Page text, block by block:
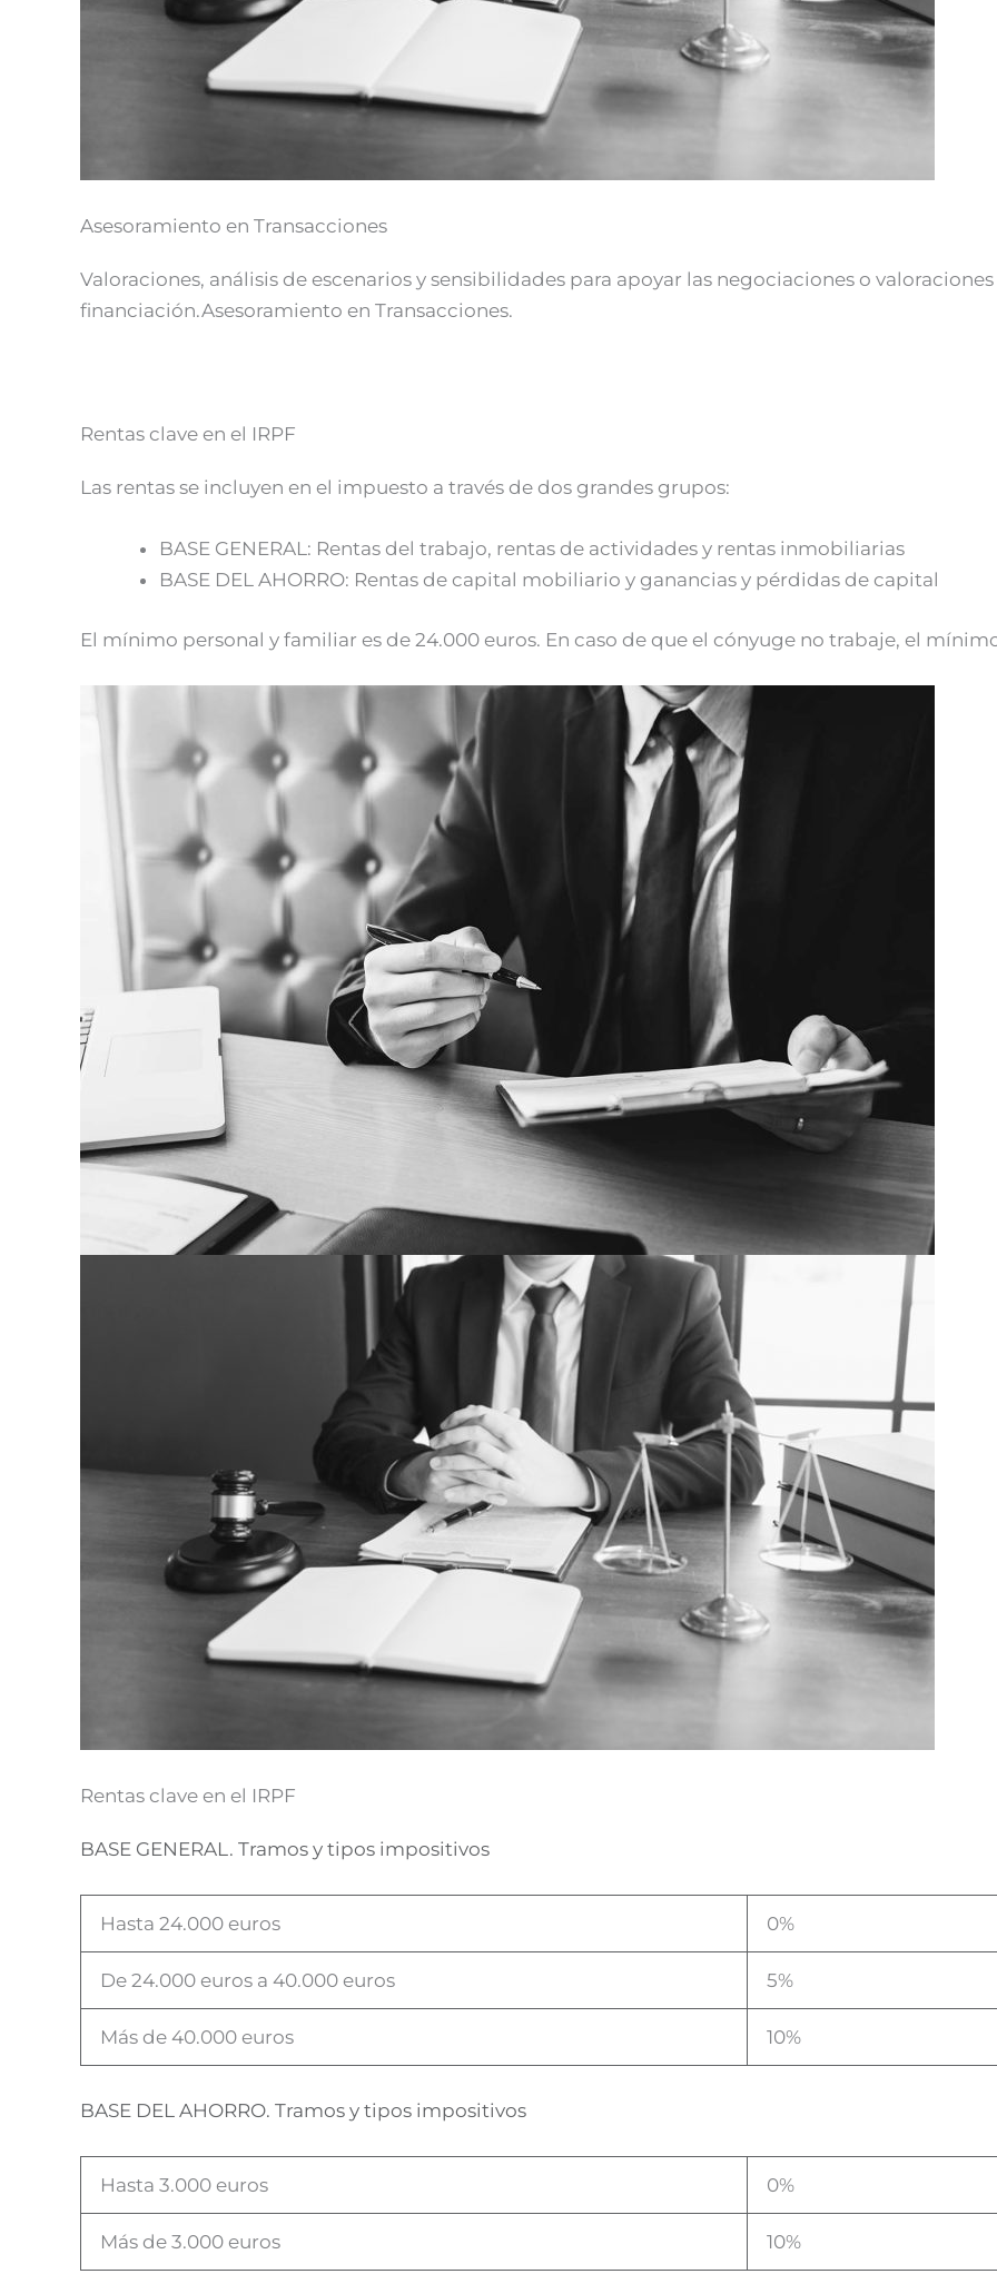
Asesoramiento en Transacciones
Valoraciones, análisis de escenarios y sensibilidades para apoyar las negociaciones o
financiación.Asesoramiento en Transacciones.
Rentas clave en el IRPF
Las rentas se incluyen en el impuesto a través de dos grandes grupos:
BASE GENERAL: Rentas del trabajo, rentas de actividades y rentas inmobiliarias
BASE DEL AHORRO: Rentas de capital mobiliario y ganancias y pérdidas de capital
El mínimo personal y familiar es de 24.000 euros. En caso de que el cónyuge no trabaje, el
Rentas clave en el IRPF
BASE GENERAL. Tramos y tipos impositivos
Hasta 24.000 euros 0%
De 24.000 euros a 40.000 euros 5%
Más de 40.000 euros 10%
BASE DEL AHORRO. Tramos y tipos impositivos
Hasta 3.000 euros 0%
Más de 3.000 euros 10%